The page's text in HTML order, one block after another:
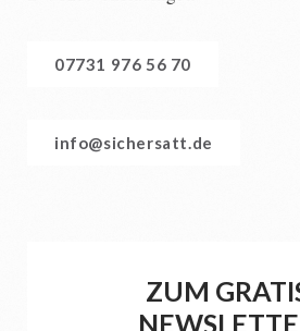
07731 976 56 70
info@sichersatt.de
ZUM